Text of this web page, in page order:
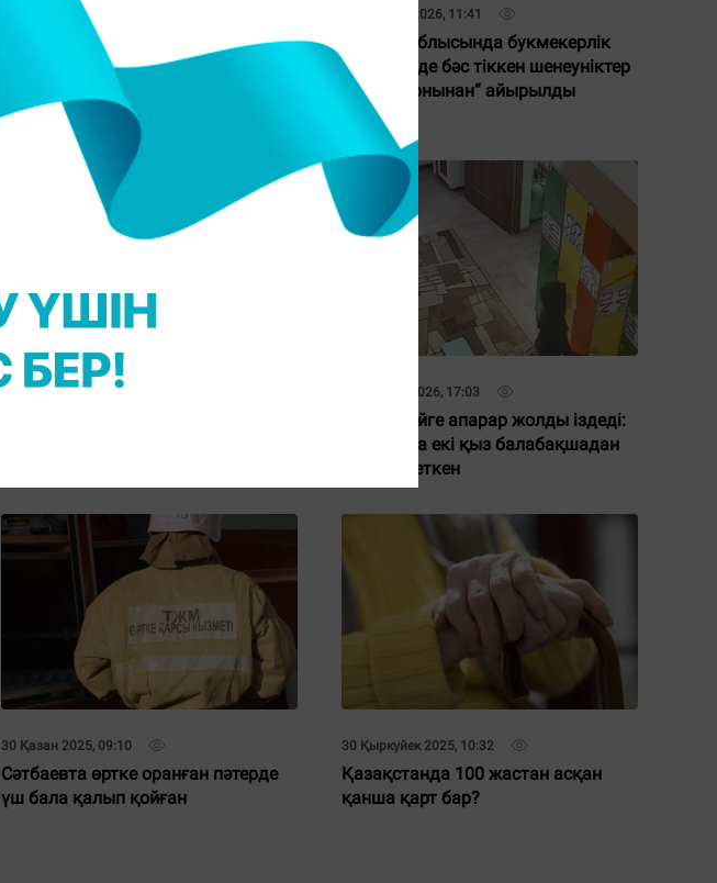
09 Сәуір 2026, 11:41
Қанды қылмыс: Ұлытау
облысында ер адам 4 баланың
анасына 20 рет пышақ сұғып
өлтірген
30 Наурыз 2026, 11:41
Ұлытау облысында букмекерлік
кеңселерде бәс тіккен шенеуніктер
“жылы орнынан“ айырылды
19 Қаңтар 2026, 09:00 17 Қаңтар 2026, 17:03
Жылап, үйге апарар жолды іздеді:
Сәтбаевта екі қыз балабақшадан
шығып кеткен
30 Қазан 2025, 09:10
Сәтбаевта өртке оранған пәтерде
үш бала қалып қойған
30 Қыркүйек 2025, 10:32
Қазақстанда 100 жастан асқан
қанша қарт бар?